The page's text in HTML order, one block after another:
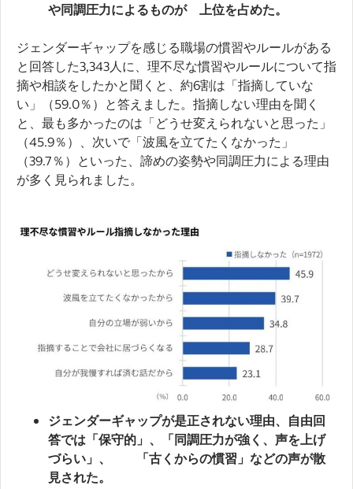
や同調圧力によるものが 上位を占めた。
ジェンダーギャップを感じる職場の慣習やルールがある
と回答した3,343人に、理不尽な慣習やルールについて指
摘や相談をしたかと聞くと、約6割は「指摘していな
い」（59.0％）と答えました。指摘しない理由を聞く
と、最も多かったのは「どうせ変えられないと思った」
（45.9％）、次いで「波風を立てたくなかった」
（39.7％）といった、諦めの姿勢や同調圧力による理由
が多く見られました。
ジェンダーギャップが是正されない理由、自由回
答では「保守的」、「同調圧力が強く、声を上げ
づらい」、 「古くからの慣習」などの声が散
見された。